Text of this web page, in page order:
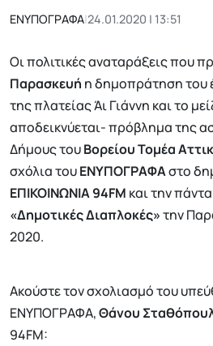
ΕΝΥΠΟΓΡΑΦΑ|24.01.2020 | 13:51
Οι πολιτικές αναταράξεις που
Παρασκευή η δημοπράτηση του
της πλατείας Άι Γιάννη και το
αποδεικνύεται- πρόβλημα της
Δήμους τουΒορείου Τομέα
σχόλια τουΕΝΥΠΟΓΡΑΦΑστο
ΕΠΙΚΟΙΝΩΝΙΑ 94FM και την
«Δημοτικές Διαπλοκές»την
2020.
Ακούστε τον σχολιασμό του
ΕΝΥΠΟΓΡΑΦΑ,Θάνου
94FM: